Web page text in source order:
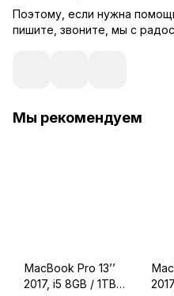
Поэтому, если нужна
пишите, звоните, мы с
Мы рекомендуем
MacBook Pro 13’’
2017, i5 8GB / 1TB